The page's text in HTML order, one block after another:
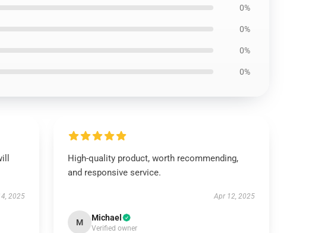
0%
0%
0%
0%
2025
High-quality product, worth recommending,
and responsive service.
Apr 12, 2025
M Michael
Verified owner